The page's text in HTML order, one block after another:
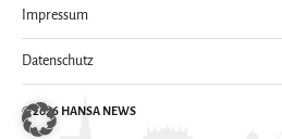
Impressum
Datenschutz
© 2026 HANSA NEWS